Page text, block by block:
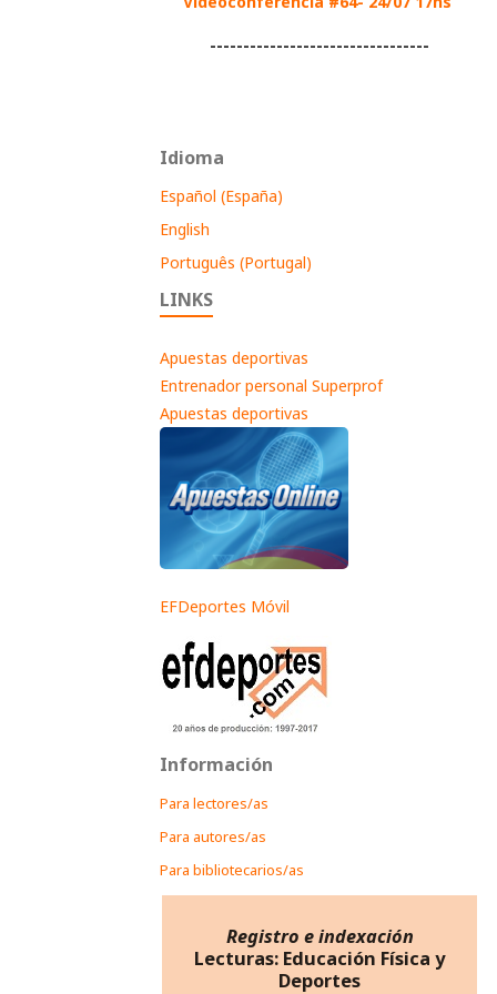
---------------------------------
Idioma
Español (España)
English
Português (Portugal)
LINKS
Apuestas deportivas
Entrenador personal Superprof
Apuestas deportivas
EFDeportes Móvil
Información
Para lectores/as
Para autores/as
Para bibliotecarios/as
Registro e indexación
Lecturas: Educación Física y
Deportes